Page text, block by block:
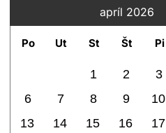
apríl 2026
Po Ut St Št Pi
1 2 3
6
7 8 9 10
13
14 15 16 17